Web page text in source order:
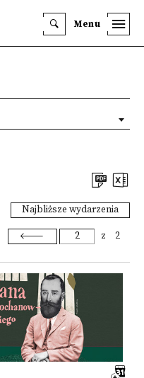
Menu
Najbliższe wydarzenia
z 2